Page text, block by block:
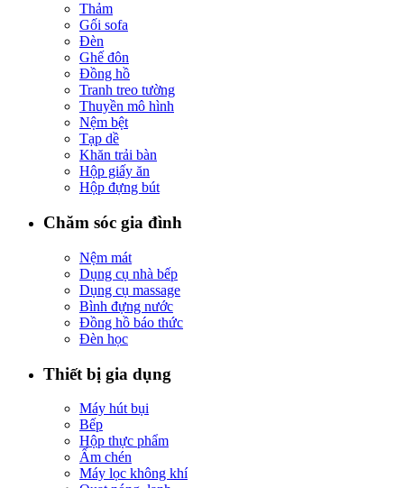
Thảm
Gối sofa
Đèn
Ghế đôn
Đồng hồ
Tranh treo tường
Thuyền mô hình
Nệm bệt
Tạp dề
Khăn trải bàn
Hộp giấy ăn
Hộp đựng bút
Chăm sóc gia đình
Nệm mát
Dụng cụ nhà bếp
Dụng cụ massage
Bình đựng nước
Đồng hồ báo thức
Đèn học
Thiết bị gia dụng
Máy hút bụi
Bếp
Hộp thực phẩm
Ấm chén
Máy lọc không khí